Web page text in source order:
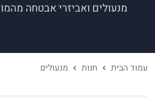
מנעולים ואביזרי אבטחה
עמוד הבית חנות מנעולים